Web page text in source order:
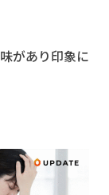
があり印象に